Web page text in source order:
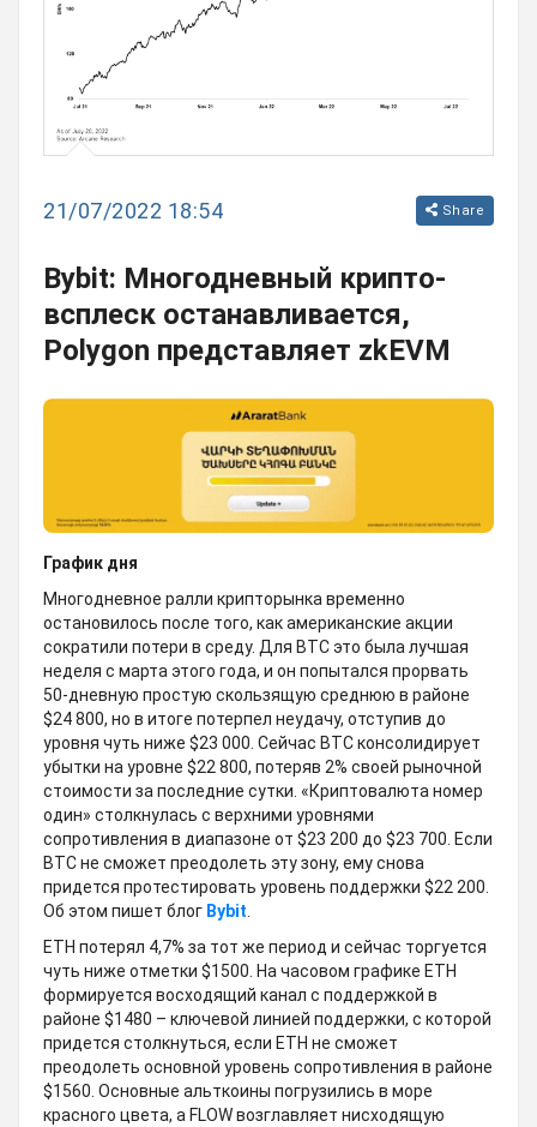
21/07/2022 18:54 Share
Bybit: Многодневный крипто-
всплеск останавливается,
Polygon представляет zkEVM
График дня
Многодневное ралли крипторынка временно
остановилось после того, как американские акции
сократили потери в среду. Для BTC это была лучшая
неделя с марта этого года, и он попытался прорвать
50-дневную простую скользящую среднюю в районе
$24 800, но в итоге потерпел неудачу, отступив до
уровня чуть ниже $23 000. Сейчас BTC консолидирует
убытки на уровне $22 800, потеряв 2% своей рыночной
стоимости за последние сутки. «Криптовалюта номер
один» столкнулась с верхними уровнями
сопротивления в диапазоне от $23 200 до $23 700. Если
BTC не сможет преодолеть эту зону, ему снова
придется протестировать уровень поддержки $22 200.
Об этом пишет блог Bybit.
ETH потерял 4,7% за тот же период и сейчас торгуется
чуть ниже отметки $1500. На часовом графике ETH
формируется восходящий канал с поддержкой в
районе $1480 – ключевой линией поддержки, с которой
придется столкнуться, если ETH не сможет
преодолеть основной уровень сопротивления в районе
$1560. Основные альткоины погрузились в море
красного цвета, а FLOW возглавляет нисходящую